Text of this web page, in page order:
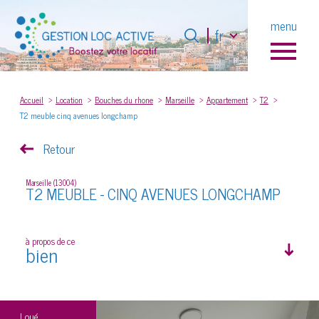
menu
fr
Accueil 0 Langue
fr
Accueil Location Bouches du rhone Marseille Appartement
T2
T2 meuble cinq avenues longchamp
Retour
Marseille (13004)
T2 MEUBLE - CINQ AVENUES LONGCHAMP
à propos de ce
bien